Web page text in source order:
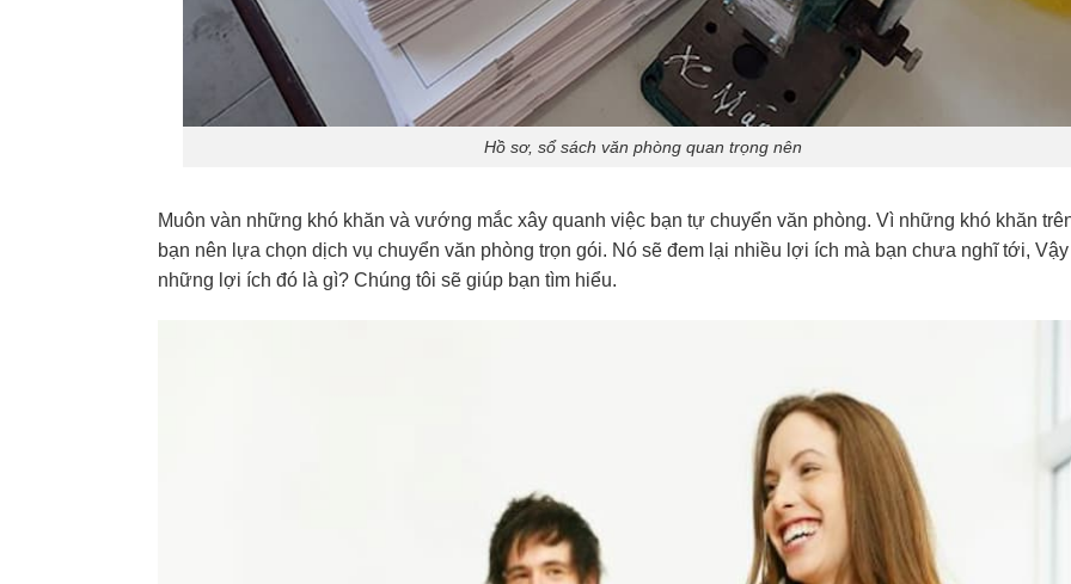
Hồ sơ, sổ sách văn phòng quan trọng nên
Muôn vàn những khó khăn và vướng mắc xây quanh việc bạn tự chuyển văn phòng. Vì những khó khăn
bạn nên lựa chọn dịch vụ chuyển văn phòng trọn gói. Nó sẽ đem lại nhiều lợi ích mà bạn chưa nghĩ tới, Vậy
những lợi ích đó là gì? Chúng tôi sẽ giúp bạn tìm hiểu.